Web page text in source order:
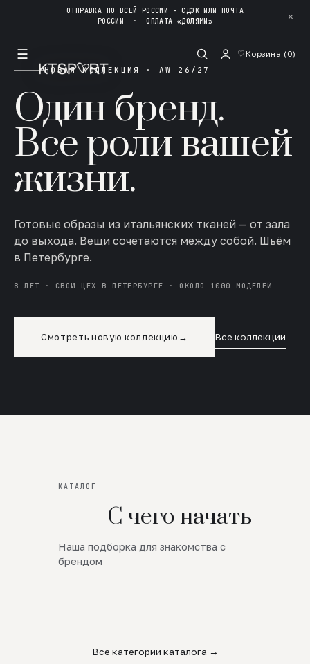
ОТПРАВКА ПО ВСЕЙ РОССИИ - СДЭК ИЛИ ПОЧТА
РОССИИ ·ОПЛАТА «ДОЛЯМИ» ✕
☰ ♡Корзина (0)
НОВАЯ КОЛЛЕКЦИЯ · AW 26/27
Один бренд.
Все роли вашей
жизни.
Готовые образы из итальянских тканей — от зала
до выхода. Вещи сочетаются между собой. Шьём
в Петербурге.
8 ЛЕТ · СВОЙ ЦЕХ В ПЕТЕРБУРГЕ · ОКОЛО 1000 МОДЕЛЕЙ
Смотреть новую коллекцию → Все коллекции
КАТАЛОГ
С чего начать
Наша подборка для знакомства с
брендом
Новинки
SALE
Все категории каталога →